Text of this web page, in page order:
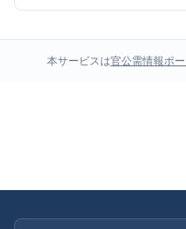
本サービスは官公需情報ポ